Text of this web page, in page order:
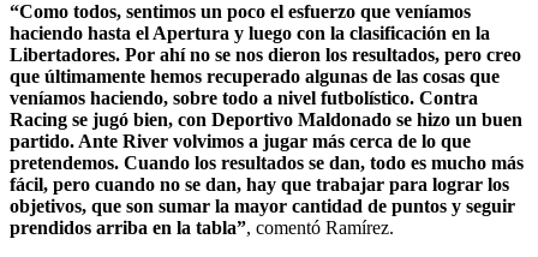
“Como todos, sentimos un poco el esfuerzo que veníamos
haciendo hasta el Apertura y luego con la clasificación en la
Libertadores. Por ahí no se nos dieron los resultados, pero creo
que últimamente hemos recuperado algunas de las cosas que
veníamos haciendo, sobre todo a nivel futbolístico. Contra
Racing se jugó bien, con Deportivo Maldonado se hizo un buen
partido. Ante River volvimos a jugar más cerca de lo que
pretendemos. Cuando los resultados se dan, todo es mucho más
fácil, pero cuando no se dan, hay que trabajar para lograr los
objetivos, que son sumar la mayor cantidad de puntos y seguir
prendidos arriba en la tabla”, comentó Ramírez.